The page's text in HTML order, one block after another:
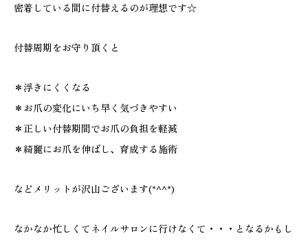
密着している間に付替えるのが理想です☆
付替周期をお守り頂くと
＊浮きにくくなる
＊お爪の変化にいち早く気づきやすい
＊正しい付替期間でお爪の負担を軽減
＊綺麗にお爪を伸ばし、育成する施術
などメリットが沢山ございます(*^^*)
なかなか忙しくてネイルサロンに行けなくて・・・となるかもし